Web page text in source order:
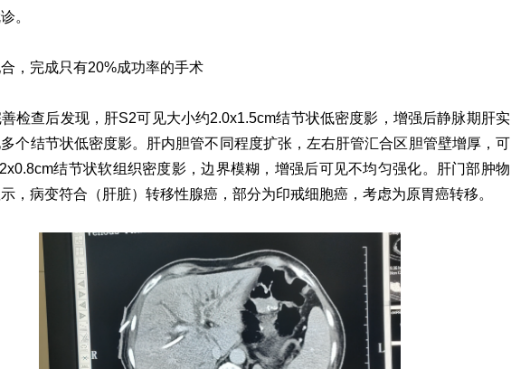
。
完成只有20%成功率的手术
查后发现，肝S2可见大小约2.0x1.5cm结节状低密度影，增强后静脉期肝实
个结节状低密度影。肝内胆管不同程度扩张，左右肝管汇合区胆管壁增厚，可
结节状软组织密度影，边界模糊，增强后可见不均匀强化。肝门部肿物
，病变符合（肝脏）转移性腺癌，部分为印戒细胞癌，考虑为原胃癌转移。